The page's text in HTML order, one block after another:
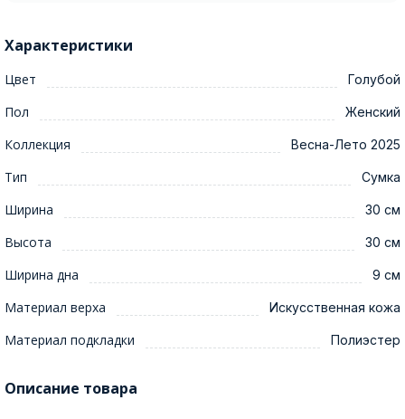
Характеристики
Цвет Голубой
Пол Женский
Коллекция Весна-Лето 2025
Тип Сумка
Ширина 30 см
Высота 30 см
Ширина дна 9 см
Материал верха Искусственная кожа
Материал подкладки Полиэстер
Описание товара